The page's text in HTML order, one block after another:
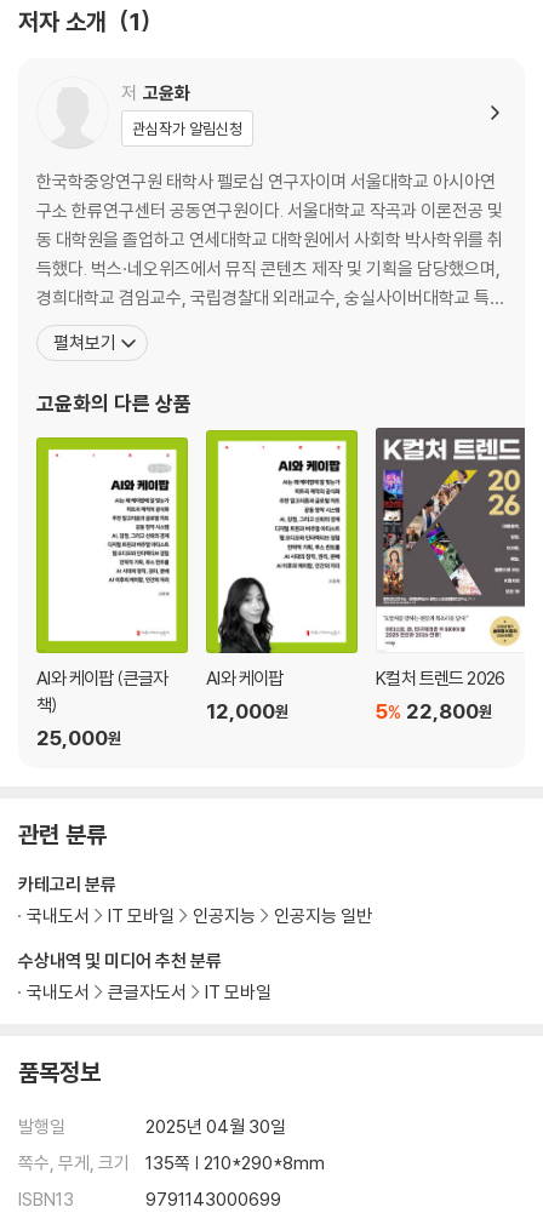
저자 소개 1
저 고윤화
관심작가 알림신청
한국학중앙연구원 태학사 펠로십 연구자이며 서울대학교 아시아연
구소 한류연구센터 공동연구원이다. 서울대학교 작곡과 이론전공 및
동 대학원을 졸업하고 연세대학교 대학원에서 사회학 박사학위를 취
득했다. 벅스·네오위즈에서 뮤직 콘텐츠 제작 및 기획을 담당했으며,
경희대학교 겸임교수, 국립경찰대 외래교수, 숭실사이버대학교 특임
교수 등을 역임했다. 한국대중음악학회 학술연구이사와 한국싱어송
라이터협회 이사를 지냈다. 현재 실리콘밸리를 중심으로 활동하는 콘
펼쳐보기
고윤화의 다른 상품
AI와 케이팝 (큰글자
책)
25,000원
AI와 케이팝
12,000원
K컬처 트렌드 2026
22,800원
5%
관련 분류
수상내역 및 미디어 추천 분류
국내도서
큰글자도서 IT 모바일
카테고리 분류
국내도서
IT 모바일 인공지능 인공지능 일반
품목정보
발행일
2025년 04월 30일
쪽수, 무게, 크기
135쪽 | 210*290*8mm
ISBN13
9791143000699